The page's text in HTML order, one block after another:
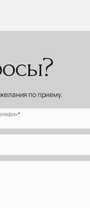
по приему.
*